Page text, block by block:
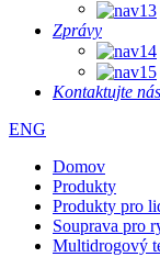
Zprávy
Kontaktujte nás
ENG
Domov
Produkty
Produkty pro
Souprava pro
Multidrogový